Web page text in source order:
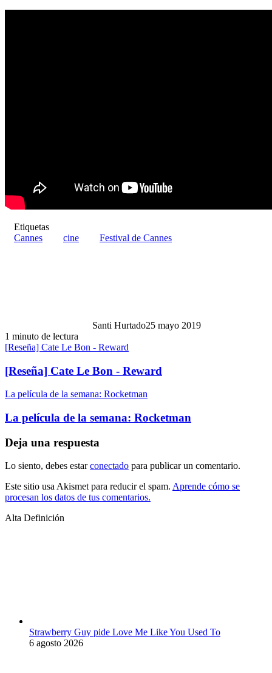
Etiquetas
Cannes
cine Festival de Cannes
Santi Hurtado25 mayo 2019
1 minuto de lectura
[Reseña] Cate Le Bon - Reward
[Reseña] Cate Le Bon - Reward
La película de la semana: Rocketman
La película de la semana: Rocketman
Deja una respuesta
Lo siento, debes estarconectado para publicar un comentario.
Este sitio usa Akismet para reducir el spam. Aprende cómo se
procesan los datos de tus comentarios.
Alta Definición
Strawberry Guy pide Love Me Like You Used To
6 agosto 2026